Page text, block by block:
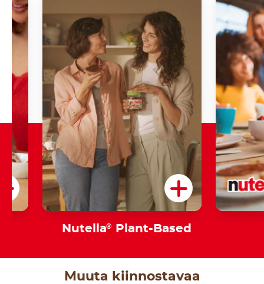
Nutella® Plant-Based
Muuta kiinnostavaa